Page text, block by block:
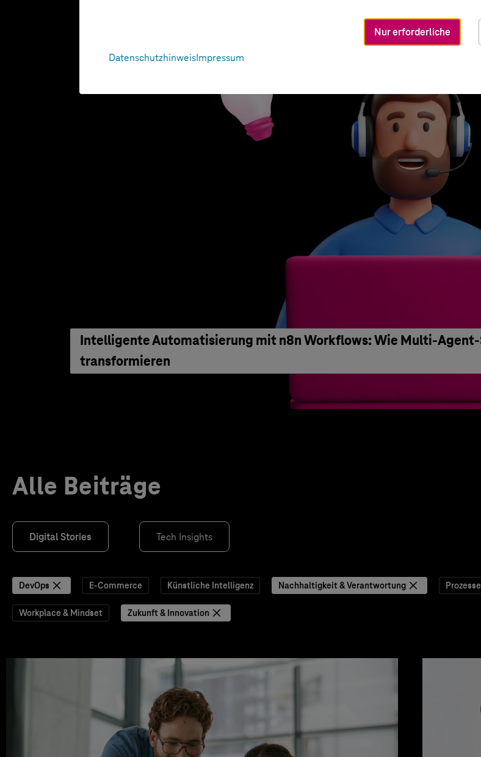
Nur erforderliche
DatenschutzhinweisImpressum
Intelligente Automatisierung mit n8n Workflows: Wie Multi-Agent-
transformieren
Alle Beiträge
Digital Stories Tech Insights
DevOps E-Commerce Künstliche Intelligenz Nachhaltigkeit & Verantwortung
Workplace & Mindset Zukunft & Innovation